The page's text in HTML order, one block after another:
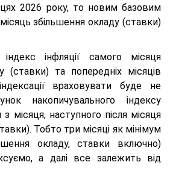
2026 року, то новим базовим
збільшення окладу (ставки)
інфляції самого місяця
(ставки) та попередніх місяців
враховувати буде не
накопичувального індексу
з місяця, наступного після місяця
Тобто три місяці як мінімум
окладу, ставки включно)
а далі все залежить від